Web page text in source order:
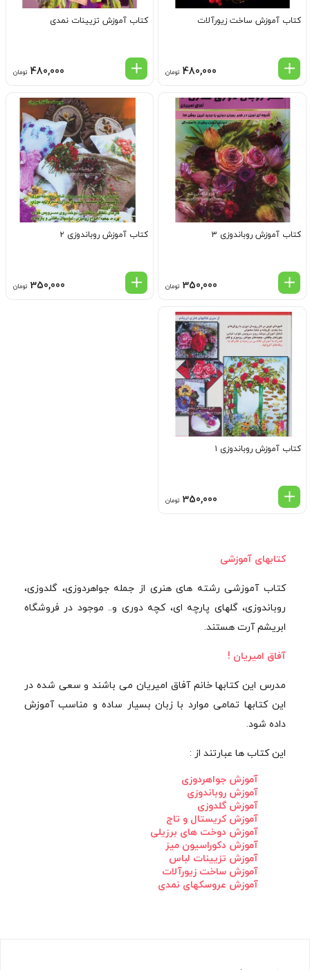
کتاب آموزش ساخت زیورآلات
480,000 تومان
کتاب آموزش تزیینات نمدی
480,000 تومان
کتاب آموزش روباندوزی ۳
350,000 تومان
کتاب آموزش روباندوزی ۲
350,000 تومان
کتاب آموزش روباندوزی ۱
350,000 تومان
کتابهای آموزشی
کتاب آموزشی رشته های هنری از جمله جواهردوزی، گلدوزی،
روباندوزی، گلهای پارچه ای، کچه دوری و.. موجود در فروشگاه
ابریشم آرت هستند.
آفاق امیریان !
مدرس این کتابها خانم آفاق امیریان می باشند و سعی شده در
این کتابها تمامی موارد با زبان بسیار ساده و مناسب آموزش
داده شود.
این کتاب ها عبارتند از :
آموزش جواهردوزی
آموزش روباندوزی
آموزش گلدوزی
آموزش کریستال و تاج
آموزش دوخت های برزیلی
آموزش دکوراسیون میز
آموزش تزیینات لباس
آموزش ساخت زیورآلات
آموزش عروسکهای نمدی